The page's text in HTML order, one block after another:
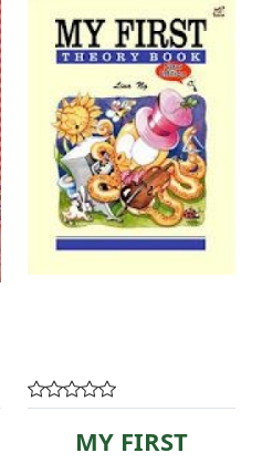
MY FIRST